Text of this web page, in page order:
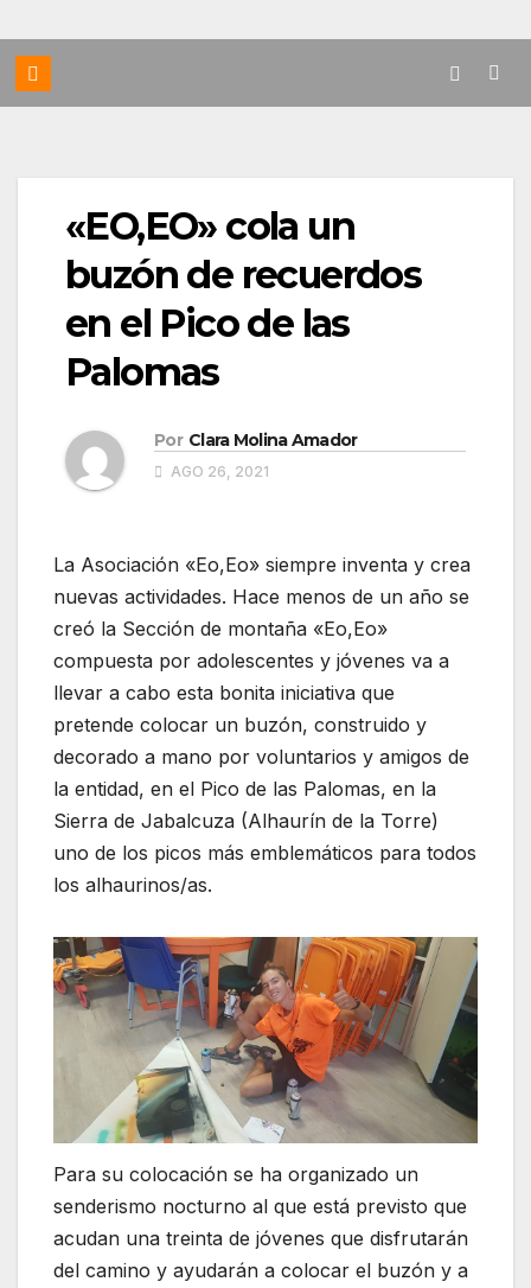
«EO,EO» cola un
buzón de recuerdos
en el Pico de las
Palomas
Por Clara Molina Amador
AGO 26, 2021
La Asociación «Eo,Eo» siempre inventa y crea
nuevas actividades. Hace menos de un año se
creó la Sección de montaña «Eo,Eo»
compuesta por adolescentes y jóvenes va a
llevar a cabo esta bonita iniciativa que
pretende colocar un buzón, construido y
decorado a mano por voluntarios y amigos de
la entidad, en el Pico de las Palomas, en la
Sierra de Jabalcuza (Alhaurín de la Torre)
uno de los picos más emblemáticos para todos
los alhaurinos/as.
Para su colocación se ha organizado un
senderismo nocturno al que está previsto que
acudan una treinta de jóvenes que disfrutarán
del camino y ayudarán a colocar el buzón y a